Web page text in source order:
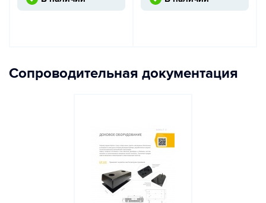
Сопроводительная документация